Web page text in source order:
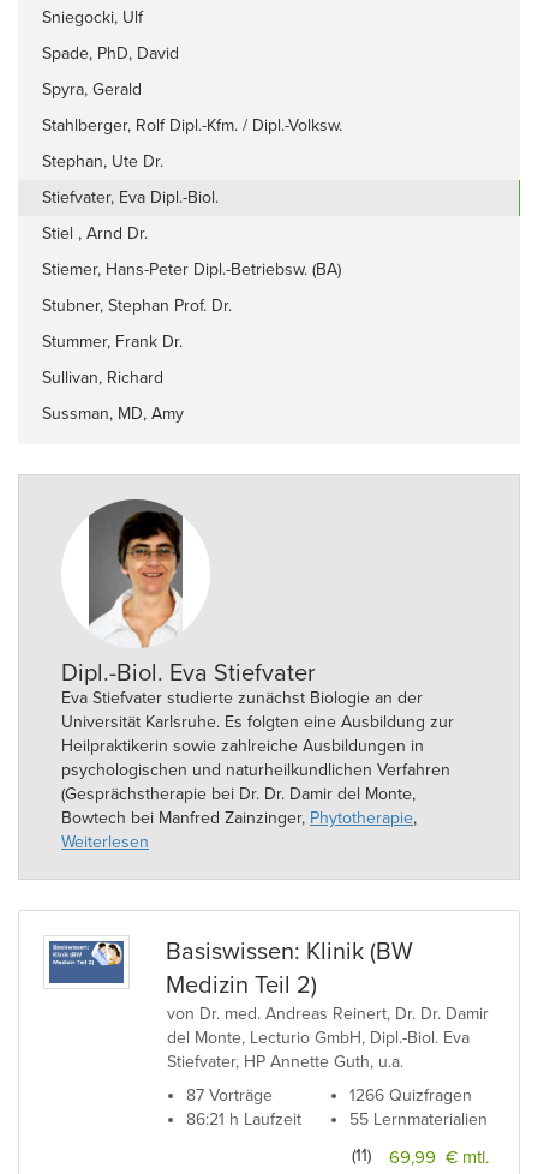
Sniegocki, Ulf
Spade, PhD, David
Spyra, Gerald
Stahlberger, Rolf Dipl.-Kfm. / Dipl.-Volksw.
Stephan, Ute Dr.
Stiefvater, Eva Dipl.-Biol.
Stiel , Arnd Dr.
Stiemer, Hans-Peter Dipl.-Betriebsw. (BA)
Stubner, Stephan Prof. Dr.
Stummer, Frank Dr.
Sullivan, Richard
Sussman, MD, Amy
Dipl.-Biol. Eva Stiefvater
Eva Stiefvater studierte zunächst Biologie an der
Universität Karlsruhe. Es folgten eine Ausbildung zur
Heilpraktikerin sowie zahlreiche Ausbildungen in
psychologischen und naturheilkundlichen Verfahren
(Gesprächstherapie bei Dr. Dr. Damir del Monte,
Bowtech bei Manfred Zainzinger, Phytotherapie,
Regena-Therapie, allgemeine Naturheilverfahren).
'encephalon' die Bereiche Lernmanagement,
Prüfungsvorbereitung und Prüfungstraining. Frau
Stiefvater ist in eigener Praxis in Karlsruhe tätig.
Weiterlesen
Basiswissen: Klinik (BW
Medizin Teil 2)
von Dr. med. Andreas Reinert, Dr. Dr. Damir
del Monte, Lecturio GmbH, Dipl.-Biol. Eva
Stiefvater, HP Annette Guth, u.a.
87 Vorträge
86:21 h Laufzeit
1266 Quizfragen
55 Lernmaterialien
69,99 € mtl.
(11)